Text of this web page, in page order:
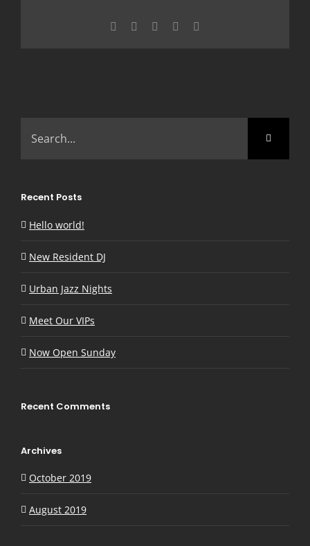
Facebook WhatsApp
Pinterest
for:
Recent Posts
Hello world!
New Resident DJ
Urban Jazz Nights
Meet Our VIPs
Now Open Sunday
Recent Comments
Archives
October 2019
August 2019